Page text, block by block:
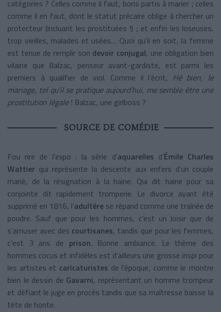
catégories ? Celles comme il faut, bons partis à marier ; celles
comme il en faut, dont le statut précaire oblige à chercher un
protecteur (incluant les prostituées !) ; et enfin les loseuses,
trop vieilles, malades et usées… Quoi qu’il en soit, la femme
est tenue de remplir son devoir conjugal, une obligation bien
vilaine que Balzac, penseur avant-gardiste, est parmi les
premiers à qualifier de viol. Comme il l’écrit, Hé bien, le
mariage, tel qu’il se pratique aujourd’hui, me semble être une
prostitution légale! Balzac, une girlboss ?
SOURCE DE COMÉDIE
Fou rire de l’expo : la série d’aquarelles d’Émile Charles
Wattier qui représente la descente aux enfers d’un couple
marié, de la résignation à la haine. Qui dit haine pour sa
conjointe dit rapidement tromperie. Le divorce ayant été
supprimé en 1816, l’adultère se répand comme une traînée de
poudre. Sauf que pour les hommes, c’est un loisir que de
s’amuser avec des courtisanes, tandis que pour les femmes,
c’est 3 ans de prison. Bonne ambiance. Le thème des
hommes cocus et infidèles est d’ailleurs une grosse inspi pour
les artistes et caricaturistes de l’époque, comme le montre
bien le dessin de Gavarni, représentant un homme trompeur
et défiant le juge en procès tandis que sa maîtresse baisse la
tête de honte.